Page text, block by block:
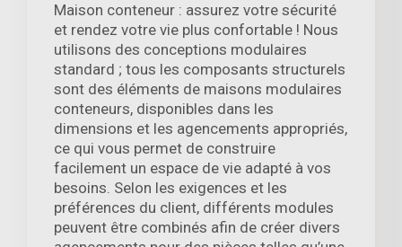
Maison conteneur : assurez votre sécurité
et rendez votre vie plus confortable ! Nous
utilisons des conceptions modulaires
standard ; tous les composants structurels
sont des éléments de maisons modulaires
conteneurs, disponibles dans les
dimensions et les agencements appropriés,
ce qui vous permet de construire
facilement un espace de vie adapté à vos
besoins. Selon les exigences et les
préférences du client, différents modules
peuvent être combinés afin de créer divers